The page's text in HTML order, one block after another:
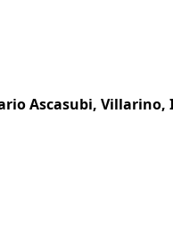
Ascasubi,